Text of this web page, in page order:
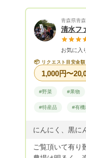
青森県青
清水フ
お気に入
📦 リクエスト目安金額
1,000円〜
#野菜 #果物
#特産品 #有機
ご覧頂いて有り